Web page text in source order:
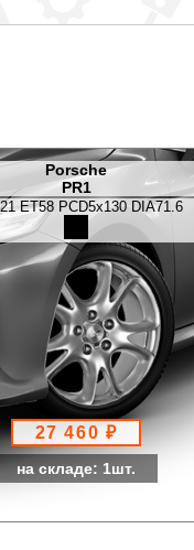
Porsche
PR1
ET58 PCD5x130 DIA71.6
27 460 ₽
на складе: 1шт.